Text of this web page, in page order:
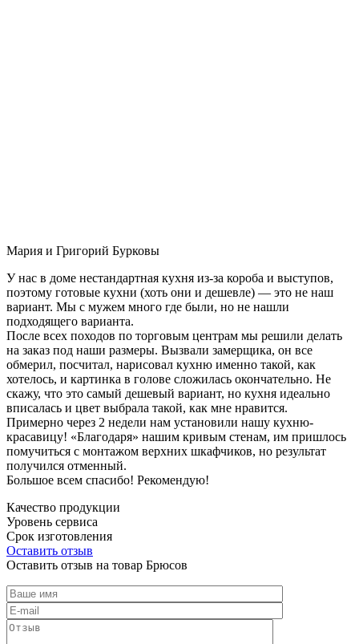
Мария и Григорий Бурковы
У нас в доме нестандартная кухня из-за короба и выступов,
поэтому готовые кухни (хоть они и дешевле) — это не наш
вариант. Мы с мужем много где были, но не нашли
подходящего варианта.
После всех походов по торговым центрам мы решили делать
на заказ под наши размеры. Вызвали замерщика, он все
обмерил, посчитал, нарисовал кухню именно такой, как
хотелось, и картинка в голове сложилась окончательно. Не
скажу, что это самый дешевый вариант, но кухня идеально
вписалась и цвет выбрала такой, как мне нравится.
Примерно через 2 недели нам установили нашу кухню-
красавицу! «Благодаря» нашим кривым стенам, им пришлось
помучиться с монтажом верхних шкафчиков, но результат
получился отменный.
Большое всем спасибо! Рекомендую!
Качество продукции
Уровень сервиса
Срок изготовления
Оставить отзыв
Оставить отзыв на товар Брюсов